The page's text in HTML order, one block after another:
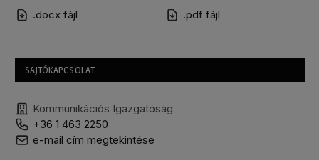
.docx fájl .pdf fájl
SAJTÓKAPCSOLAT
Kommunikációs Igazgatóság
+36 1 463 2250
e-mail cím megtekintése